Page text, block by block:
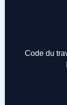
Code du